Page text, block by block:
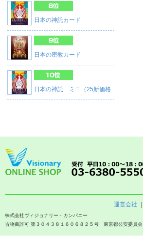
日本の神託カード
日本の密教カード
日本の神託 ミニ（25新価格
運営会社
株式会社ヴィジョナリー・カンパニー
古物商許可 第３０４３８１６０６８２５号 東京都公安委員会